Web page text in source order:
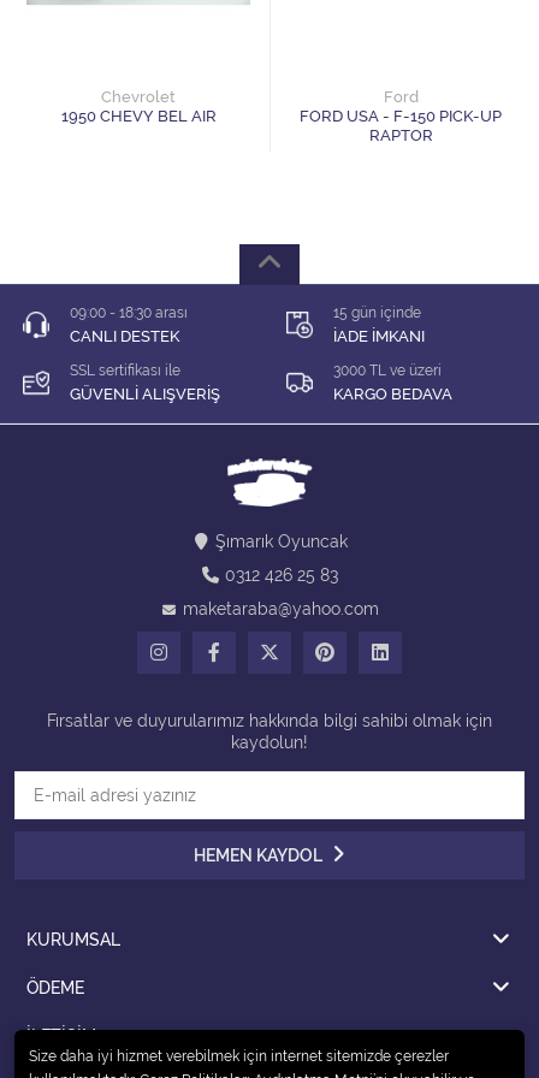
1/64 Matchbox
DİORAMA MALZEMELERİ
İNDİRİM Lİ MODELLER
Chevrolet
1950 CHEVY BEL AIR
Ford
FORD USA - F-150 PICK-UP
RAPTOR
09:00 - 18:30 arası
CANLI DESTEK
15 gün içinde
İADE İMKANI
SSL sertifikası ile
GÜVENLİ ALIŞVERİŞ
3000 TL ve üzeri
KARGO BEDAVA
Şımarık Oyuncak
0312 426 25 83
maketaraba@yahoo.com
Fırsatlar ve duyurularımız hakkında bilgi sahibi olmak için
kaydolun!
HEMEN KAYDOL
KURUMSAL
ÖDEME
İLETİŞİM
Size daha iyi hizmet verebilmek için internet sitemizde çerezler